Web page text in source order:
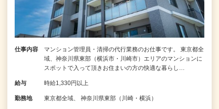
仕事内容
マンション管理員・清掃の代行業務のお仕事です。 東京都全
域、神奈川県東部（横浜市・川崎市）エリアのマンションに
スポットで入って頂きお住まいの方の快適な暮らし…
給与 時給1,330円以上
勤務地 東京都全域、 神奈川県東部（川崎・横浜）